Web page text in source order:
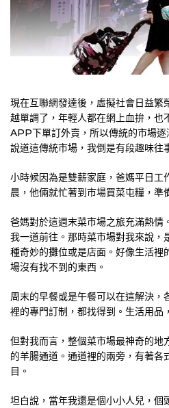
現在互聯網發達後，虛擬社會日益繁
越單調了，年輕人都在網上血拚，也
APP下單訂外賣，所以傳統的市場逐
說道這傳統市場，我倒是有段趣味往
小時候因為是雙薪家庭，爸媽平日工
晨，他倆就忙著到市場買菜屯糧，準
爸媽對於這週末菜市場之旅充滿熱情
我一道前往。那時菜市場對我來說，
種奇妙的攤位或是店面。好像生活裡
場沒有找不到的東西。
周末的早餐或是午餐可以在這解決，
裡的專門訂制，都找得到。生活用品
但對我而言，整個菜市場最神奇的地
的羊腸通道。通道裡的兩旁，有著各
目。
坦白說，當年我還是個小小人兒，個